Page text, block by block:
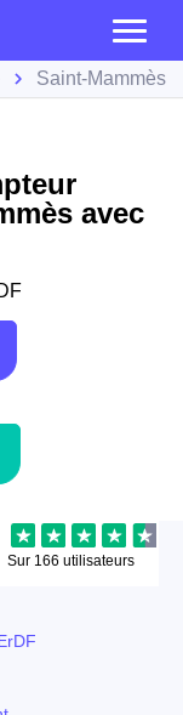
Saint-Mammès